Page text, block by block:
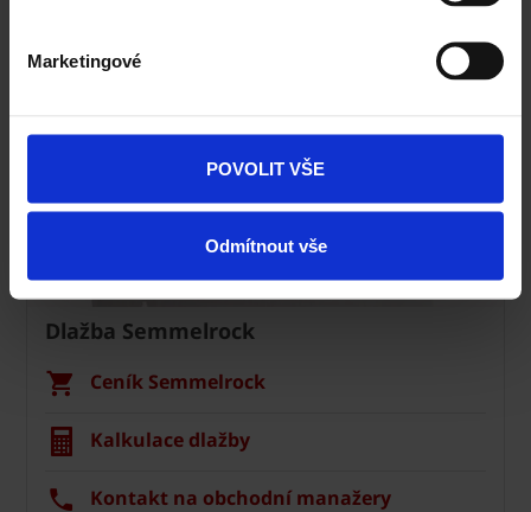
Marketingové
POVOLIT VŠE
Odmítnout vše
Dlažba Semmelrock
Ceník Semmelrock
Kalkulace dlažby
Kontakt na obchodní manažery